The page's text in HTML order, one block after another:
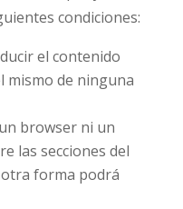
condiciones:
el contenido
mismo de ninguna
browser ni un
las secciones del
forma podrá